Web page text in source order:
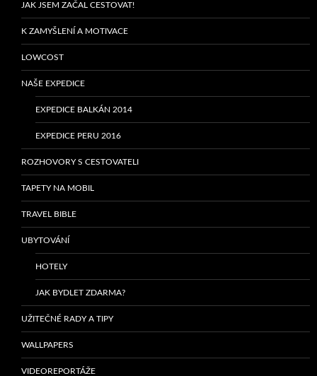
JAK JSEM ZAČAL CESTOVAT!
K ZAMYŠLENÍ A MOTIVACE
LOWCOST
NAŠE EXPEDICE
EXPEDICE BALKÁN 2014
EXPEDICE PERU 2016
ROZHOVORY S CESTOVATELI
TAPETY NA MOBIL
TRAVEL BIBLE
UBYTOVÁNÍ
HOTELY
JAK BYDLET ZDARMA?
UŽITEČNÉ RADY A TIPY
WALLPAPERS
VIDEOREPORTÁŽE